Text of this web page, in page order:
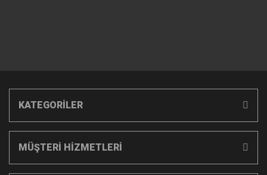
KATEGORİLER
MÜŞTERİ HİZMETLERİ